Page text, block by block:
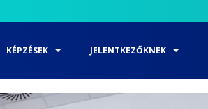
KÉPZÉSEK JELENTKEZŐKNEK